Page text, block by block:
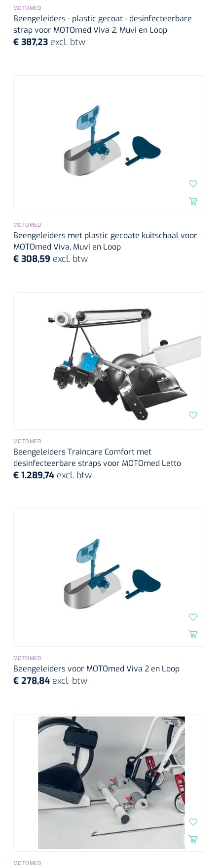
Wearables
Software
Instrumentensets
Steriele velden
Zilververbanden
Schuimverbanden
Alginaten
Diversen
Verbandhaakjes
Nierbekken
Wondreinigers
MOTOMED
Beengeleiders - plastic gecoat - desinfecteerbare
strap voor MOTOmed Viva 2, Muvi en Loop
€ 387,23 excl. btw
MOTOMED
Beengeleiders met plastic gecoate kuitschaal voor
MOTOmed Viva, Muvi en Loop
€ 308,59 excl. btw
MOTOMED
Beengeleiders Traincare Comfort met
desinfecteerbare straps voor MOTOmed Letto
€ 1.289,74 excl. btw
MOTOMED
Beengeleiders voor MOTOmed Viva 2 en Loop
€ 278,84 excl. btw
MOTOMED